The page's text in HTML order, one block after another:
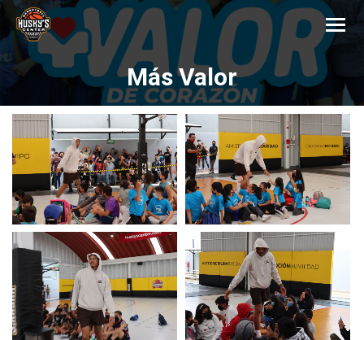
Más Valor